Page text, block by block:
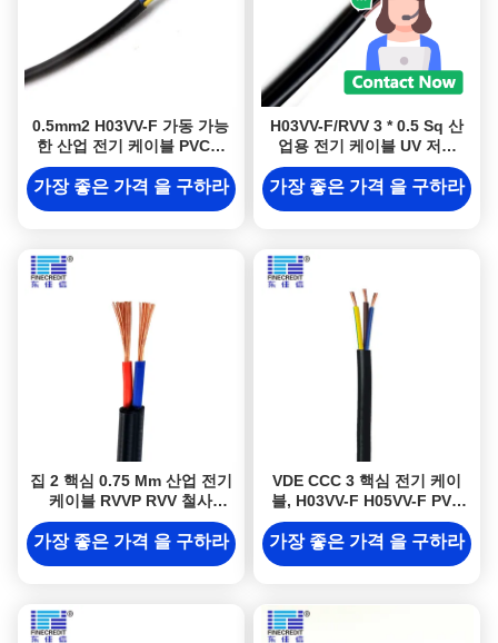
0.5mm2 H03VV-F 가동 가능
한 산업 전기 케이블 PVC에
의하여 격리되는 VDE 증명서
가장 좋은 가격 을 구하라
H03VV-F/RVV 3 * 0.5 Sq 산
업용 전기 케이블 UV 저항
VDE
가장 좋은 가격 을 구하라
집 2 핵심 0.75 Mm 산업 전기
케이블 RVVP RVV 철사
H03VV-F
가장 좋은 가격 을 구하라
VDE CCC 3 핵심 전기 케이
블, H03VV-F H05VV-F PVC
전기 케이블
가장 좋은 가격 을 구하라